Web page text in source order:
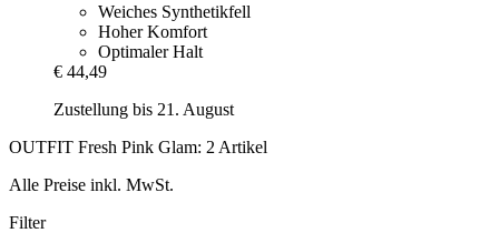
Weiches Synthetikfell
Hoher Komfort
Optimaler Halt
€ 44,49
Zustellung bis 21. August
OUTFIT Fresh Pink Glam: 2 Artikel
Alle Preise inkl. MwSt.
Filter